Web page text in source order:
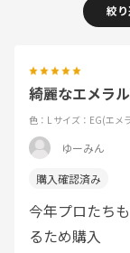
絞
綺麗なエメラ
色：L サイズ：EG(エメ
ゆーみん
今年プロたち
るため購入